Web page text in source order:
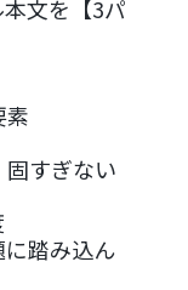
文を【3パ
固すぎない
に踏み込ん